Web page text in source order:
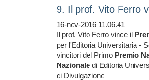
9. Il prof. Vito Ferro
16-nov-2016 11.06.41
Il prof. Vito Ferro vince il
per l'Editoria Universitaria -
vincitori del Primo Premio
Nazionale di Editoria
di Divulgazione